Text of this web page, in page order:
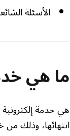
الأسئلة
ما هي
هي خدمة
انتهائها، وذلك من